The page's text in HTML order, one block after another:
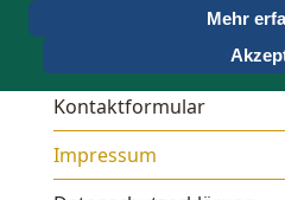
Kontaktformular
Impressum
Mehr